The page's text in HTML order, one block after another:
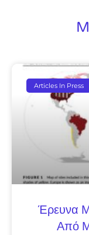
Articles In Press
Έρευνα
Από